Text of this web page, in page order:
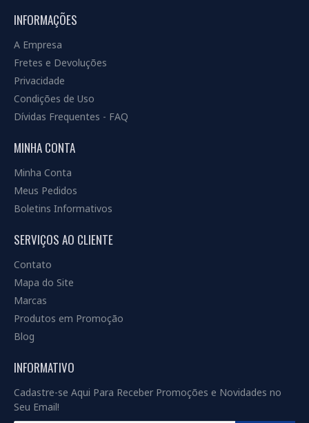
INFORMAÇÕES
A Empresa
Fretes e Devoluções
Privacidade
Condições de Uso
Dívidas Frequentes - FAQ
MINHA CONTA
Minha Conta
Meus Pedidos
Boletins Informativos
SERVIÇOS AO CLIENTE
Contato
Mapa do Site
Marcas
Produtos em Promoção
Blog
INFORMATIVO
Cadastre-se Aqui Para Receber Promoções e Novidades no
Seu Email!